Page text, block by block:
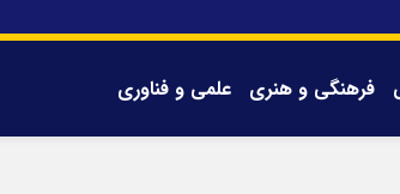
فرهنگی و هنری علمی و فناوری